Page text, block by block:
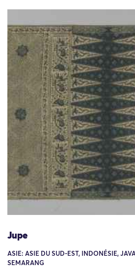
Jupe
ASIE: ASIE DU SUD-EST, INDONÉSIE,
SEMARANG